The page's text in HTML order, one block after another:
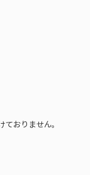
おりません。